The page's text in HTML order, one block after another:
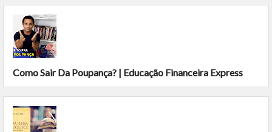
Como Sair Da Poupança? | Educação Financeira Express